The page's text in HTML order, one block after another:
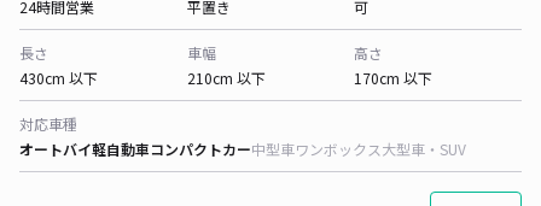
24時間営業
平置き
可
長さ
430cm 以下
車幅
210cm 以下
高さ
170cm 以下
対応車種
オートバイ軽自動車コンパクトカー中型車ワンボックス大型車・SUV